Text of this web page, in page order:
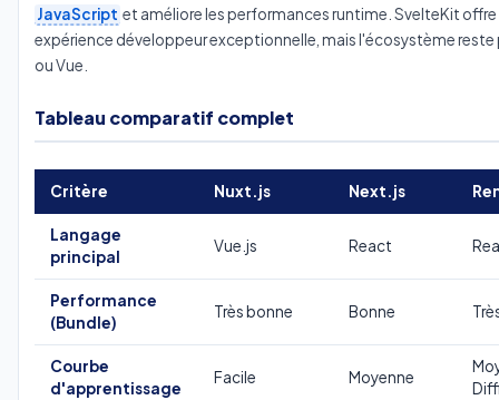
JavaScript et améliore les performances runtime. SvelteKit offre
expérience développeur exceptionnelle, mais l'écosystème
ou Vue.
Tableau comparatif complet
Critère Nuxt.js Next.js
Langage
principal
Vue.js React
Performance
(Bundle)
Très bonne Bonne
Courbe
d'apprentissage
Facile Moyenne